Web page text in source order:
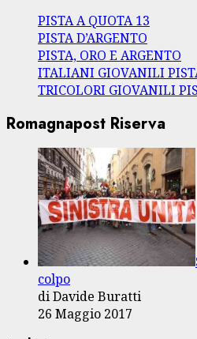
PISTA A QUOTA 13
PISTA D’ARGENTO
PISTA, ORO E ARGENTO
ITALIANI GIOVANILI
TRICOLORI GIOVANILI
Romagnapost Riserva
colpo
di Davide Buratti
26 Maggio 2017